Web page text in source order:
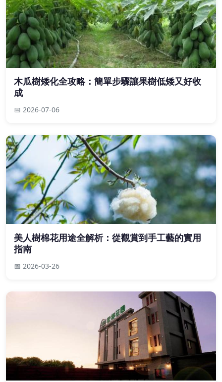
木瓜樹矮化全攻略：簡單步驟讓果樹低矮又好收
成
📅 2026-07-06
美人樹棉花用途全解析：從觀賞到手工藝的實用
指南
📅 2026-03-26